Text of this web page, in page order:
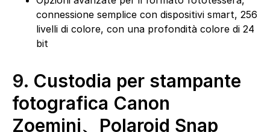
connessione semplice con dispositivi smart, 256
livelli di colore, con una profondità colore di 24
bit
9. Custodia per stampante
fotografica Canon
Zoemini、Polaroid Snap